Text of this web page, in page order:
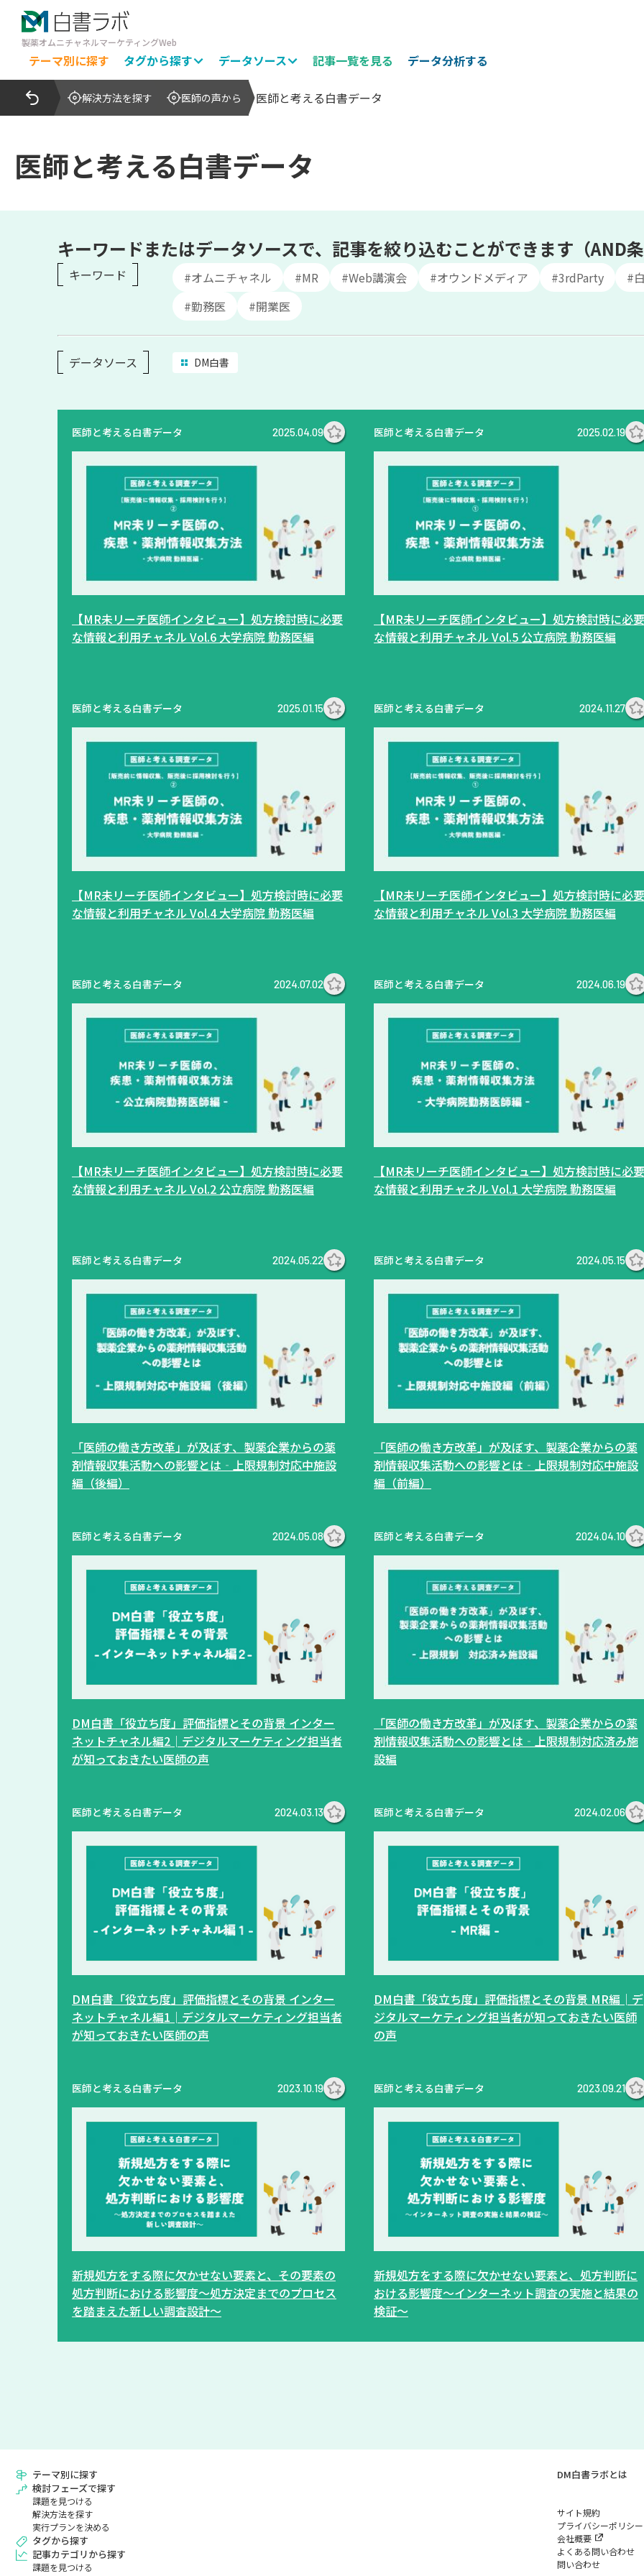
製薬オムニチャネルマーケティングWeb
テーマ別に探す タグから探す データソース 記事一覧を見る データ分析する
解決方法を探す 医師の声から 医師と考える白書データ
医師と考える白書データ
キーワードまたはデータソースで、記事を絞り込むことができます（AND
キーワード #オムニチャネル #MR #Web講演会 #オウンドメディア #3rdParty
#
#勤務医
#開業医
データソース DM白書
医師と考える白書データ 2025.04.09
【MR未リーチ医師インタビュー】処方検討時に必要
な情報と利用チャネル Vol.6 大学病院 勤務医編
医師と考える白書データ 2025.02.19
【MR未リーチ医師インタビュー】処方検討時に必要
な情報と利用チャネル Vol.5 公立病院 勤務医編
医師と考える白書データ 2025.01.15
【MR未リーチ医師インタビュー】処方検討時に必要
な情報と利用チャネル Vol.4 大学病院 勤務医編
医師と考える白書データ 2024.11.27
【MR未リーチ医師インタビュー】処方検討時に必要
な情報と利用チャネル Vol.3 大学病院 勤務医編
医師と考える白書データ 2024.07.02
【MR未リーチ医師インタビュー】処方検討時に必要
な情報と利用チャネル Vol.2 公立病院 勤務医編
医師と考える白書データ 2024.06.19
【MR未リーチ医師インタビュー】処方検討時に必要
な情報と利用チャネル Vol.1 大学病院 勤務医編
医師と考える白書データ 2024.05.22
「医師の働き方改革」が及ぼす、製薬企業からの薬
剤情報収集活動への影響とは‐上限規制対応中施設
編（後編）
医師と考える白書データ 2024.05.15
「医師の働き方改革」が及ぼす、製薬企業からの薬
剤情報収集活動への影響とは‐上限規制対応中施設
編（前編）
医師と考える白書データ 2024.05.08
DM白書「役立ち度」評価指標とその背景 インター
ネットチャネル編2│デジタルマーケティング担当者
が知っておきたい医師の声
医師と考える白書データ 2024.04.10
「医師の働き方改革」が及ぼす、製薬企業からの薬
剤情報収集活動への影響とは‐上限規制対応済み施
設編
医師と考える白書データ 2024.03.13
DM白書「役立ち度」評価指標とその背景 インター
ネットチャネル編1│デジタルマーケティング担当者
が知っておきたい医師の声
医師と考える白書データ 2024.02.06
DM白書「役立ち度」評価指標とその背景 MR編│デ
ジタルマーケティング担当者が知っておきたい医師
の声
医師と考える白書データ 2023.10.19
新規処方をする際に欠かせない要素と、その要素の
処方判断における影響度～処方決定までのプロセス
を踏まえた新しい調査設計～
医師と考える白書データ 2023.09.21
新規処方をする際に欠かせない要素と、処方判断に
おける影響度～インターネット調査の実施と結果の
検証～
テーマ別に探す
検討フェーズで探す
課題を見つける
解決方法を探す
実行プランを決める
タグから探す
記事カテゴリから探す
課題を見つける
DM白書ラボとは
サイト規約
プライバシーポリシー
会社概要
よくある問い合わせ
問い合わせ